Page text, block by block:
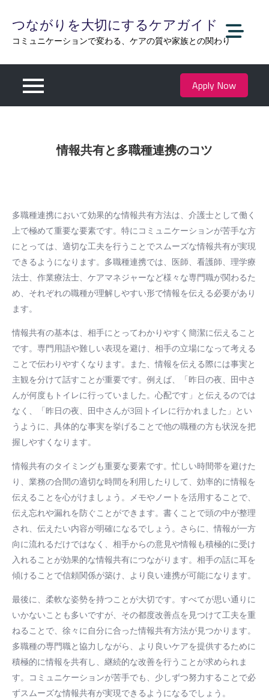
content
つながりを大切にするケアガイド
コミュニケーションで変わる、ケアの質や家族との関わり
Apply Now
情報共有と多職種連携のコツ
多職種連携において効果的な情報共有方法は、介護士として働く
上で極めて重要な要素です。特にコミュニケーションが苦手な方
にとっては、適切な工夫を行うことでスムーズな情報共有が実現
できるようになります。多職種連携では、医師、看護師、理学療
法士、作業療法士、ケアマネジャーなど様々な専門職が関わるた
め、それぞれの職種が理解しやすい形で情報を伝える必要があり
ます。
情報共有の基本は、相手にとってわかりやすく簡潔に伝えること
です。専門用語や難しい表現を避け、相手の立場になって考える
ことで伝わりやすくなります。また、情報を伝える際には事実と
主観を分けて話すことが重要です。例えば、「昨日の夜、田中さ
んが何度もトイレに行っていました。心配です」と伝えるのでは
なく、「昨日の夜、田中さんが3回トイレに行かれました」とい
うように、具体的な事実を挙げることで他の職種の方も状況を把
握しやすくなります。
情報共有のタイミングも重要な要素です。忙しい時間帯を避けた
り、業務の合間の適切な時間を利用したりして、効率的に情報を
伝えることを心がけましょう。メモやノートを活用することで、
伝え忘れや漏れを防ぐことができます。書くことで頭の中が整理
され、伝えたい内容が明確になるでしょう。さらに、情報が一方
向に流れるだけではなく、相手からの意見や情報も積極的に受け
入れることが効果的な情報共有につながります。相手の話に耳を
傾けることで信頼関係が築け、より良い連携が可能になります。
最後に、柔軟な姿勢を持つことが大切です。すべてが思い通りに
いかないことも多いですが、その都度改善点を見つけて工夫を重
ねることで、徐々に自分に合った情報共有方法が見つかります。
多職種の専門職と協力しながら、より良いケアを提供するために
積極的に情報を共有し、継続的な改善を行うことが求められま
す。コミュニケーションが苦手でも、少しずつ努力することで必
ずスムーズな情報共有が実現できるようになるでしょう。